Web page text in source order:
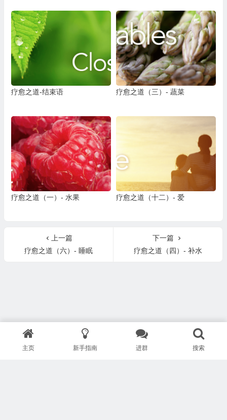
疗愈之道-结束语 疗愈之道（三）- 蔬菜
疗愈之道（一）- 水果 疗愈之道（十二）- 爱
上一篇
疗愈之道（六）- 睡眠
下一篇
疗愈之道（四）- 补水
主页 新手指南 进群 搜索